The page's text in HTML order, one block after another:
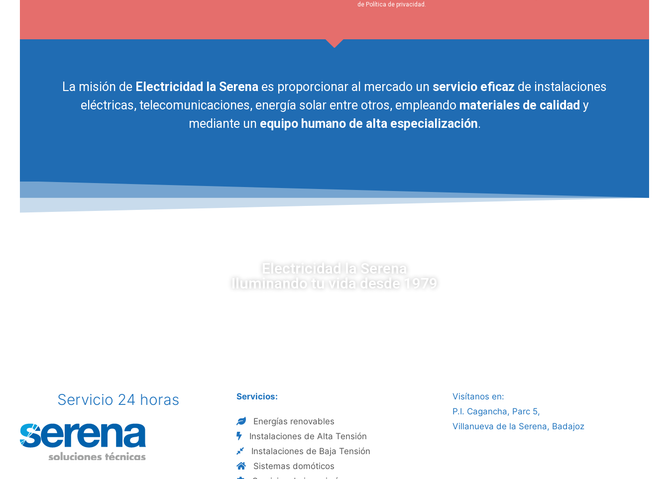
de Política de privacidad .
La misión de Electricidad la Serena es proporcionar al mercado un servicio eficaz de instalaciones
eléctricas, telecomunicaciones, energía solar entre otros, empleando materiales de calidad y
mediante un equipo humano de alta especialización.
Electricidad la Serena
Iluminando tu vida desde 1979
Servicio 24 horas Servicios:
Energías renovables
Instalaciones de Alta Tensión
Instalaciones de Baja Tensión
Sistemas domóticos
Visítanos en:
P.I. Cagancha, Parc 5,
Villanueva de la Serena, Badajoz